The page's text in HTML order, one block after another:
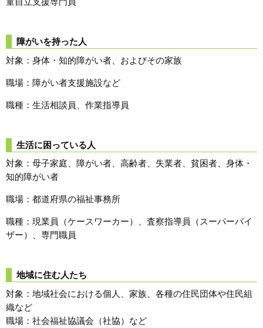
障がいを持った人
対象：身体・知的障がい者、およびその家族
職場：障がい者支援施設など
職種：生活相談員、作業指導員
生活に困っている人
対象：母子家庭、障がい者、高齢者、失業者、貧困者、身体・
知的障がい者
職場：都道府県の福祉事務所
職種：現業員（ケースワーカー）、査察指導員（スーパーバイ
ザー）、専門職員
地域に住む人たち
対象：地域社会における個人、家族、各種の住民団体や住民組
織など
職場：社会福祉協議会（社協）など